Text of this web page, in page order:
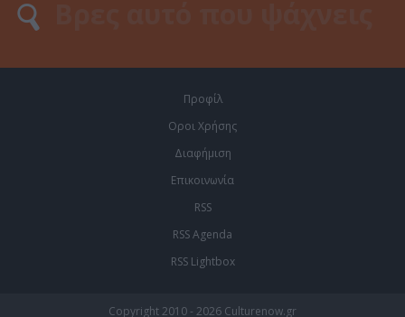
Προφίλ
Οροι Χρήσης
Διαφήμιση
Επικοινωνία
RSS
RSS Agenda
RSS Lightbox
Copyright 2010 - 2026 Culturenow.gr